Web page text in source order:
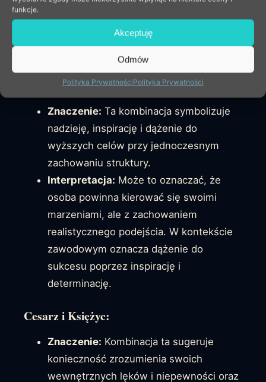
funkcje.
Akceptuję
Odmów
Polityka PrywatnościPolityka Prywatności
nagłe zmiany i gotowa odbudować swoją
stabilność. W karierze oznacza
Cesarz i Gwiazda:
Znaczenie: Ta kombinacja symbolizuje
nadzieję, inspirację i dążenie do
wyższych celów przy jednoczesnym
zachowaniu struktury.
Interpretacja: Może to oznaczać, że
osoba powinna kierować się swoimi
marzeniami, ale z zachowaniem
realistycznego podejścia. W kontekście
zawodowym oznacza dążenie do
sukcesu poprzez inspirację i
determinację.
Cesarz i Księżyc:
Znaczenie: Kombinacja ta sugeruje
konieczność zrozumienia swoich
wewnętrznych lęków i niepewności oraz